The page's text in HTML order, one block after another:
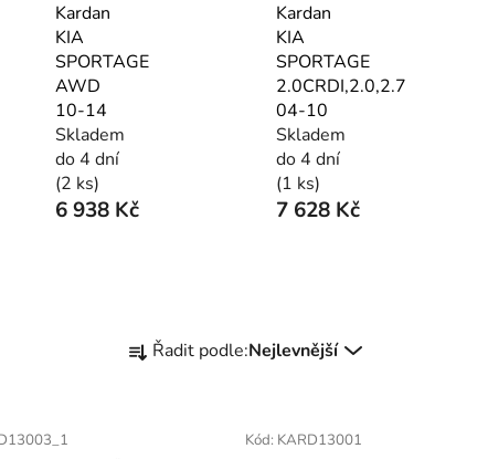
Kardan
KIA
SPORTAGE
AWD
10-14
Skladem
do 4 dní
(2 ks)
6 938 Kč
Kardan
KIA
SPORTAGE
2.0CRDI,2.0,2.7
04-10
Skladem
do 4 dní
(1 ks)
7 628 Kč
a Řadit podle:Nejlevnější
Kód: KARD13001